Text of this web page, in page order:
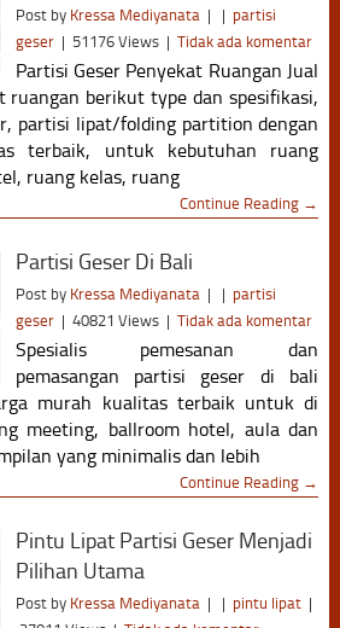
Post by Kressa Mediyanata | | partisi
geser | 51176 Views | Tidak ada komentar
Partisi Geser Penyekat Ruangan Jual
ruangan berikut type dan spesifikasi,
partisi lipat/folding partition dengan
terbaik, untuk kebutuhan ruang
ruang kelas, ruang
Continue Reading →
Partisi Geser Di Bali
Post by Kressa Mediyanata | | partisi
geser | 40821 Views | Tidak ada komentar
Spesialis pemesanan dan
pemasangan partisi geser di bali
murah kualitas terbaik untuk di
meeting, ballroom hotel, aula dan
yang minimalis dan lebih
Continue Reading →
Pintu Lipat Partisi Geser Menjadi
Pilihan Utama
Post by Kressa Mediyanata | | pintu lipat |